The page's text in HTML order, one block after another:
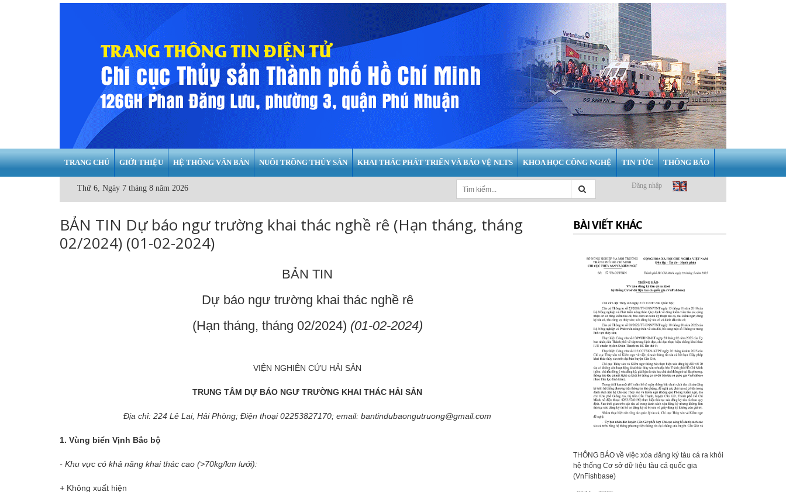
TRANG CHỦ GIỚI THIỆU HỆ THỐNG VĂN BẢN NUÔI TRỒNG THỦY SẢN KHAI THÁC PHÁT TRIỂN VÀ BẢO VỆ NLTS KHOA HỌC CÔNG NGHỆ TIN TỨC THÔNG BÁO
Thứ 6, Ngày 7 tháng 8 năm 2026 Đăng nhập
BẢN TIN Dự báo ngư trường khai thác nghề rê (Hạn tháng, tháng
02/2024) (01-02-2024)
BẢN TIN
Dự báo ngư trường khai thác nghề rê
(Hạn tháng, tháng 02/2024) (01-02-2024)
VIỆN NGHIÊN CỨU HẢI SẢN
TRUNG TÂM DỰ BÁO NGƯ TRƯỜNG KHAI THÁC HẢI SẢN
Địa chỉ: 224 Lê Lai, Hải Phòng; Điện thoại 02253827170; email:bantindubaongutruong@gmail.com
1. Vùng biển Vịnh Bắc bộ
- Khu vực có khả năng khai thác cao (>70kg/km lưới):
+ Không xuất hiện
BÀI VIẾT KHÁC
THÔNG BÁO về việc xóa đăng ký tàu cá ra khỏi
hệ thống Cơ sở dữ liệu tàu cá quốc gia
(VnFishbase)